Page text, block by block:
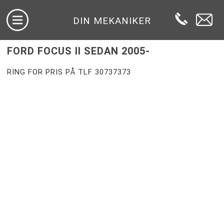
DIN MEKANIKER
FORD FOCUS II SEDAN 2005-
RING FOR PRIS PÅ TLF 30737373